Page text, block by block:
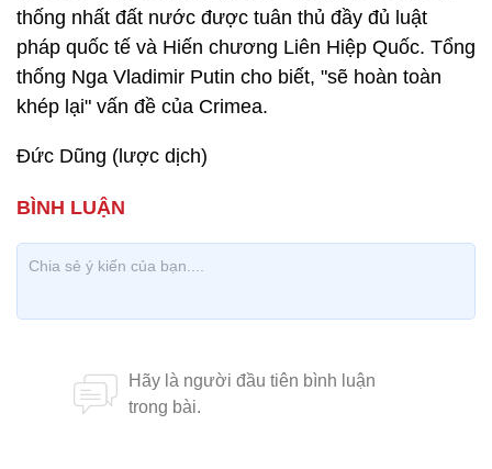
thống nhất đất nước được tuân thủ đầy đủ luật
pháp quốc tế và Hiến chương Liên Hiệp Quốc. Tổng
thống Nga Vladimir Putin cho biết, "sẽ hoàn toàn
khép lại" vấn đề của Crimea.
Đức Dũng (lược dịch)